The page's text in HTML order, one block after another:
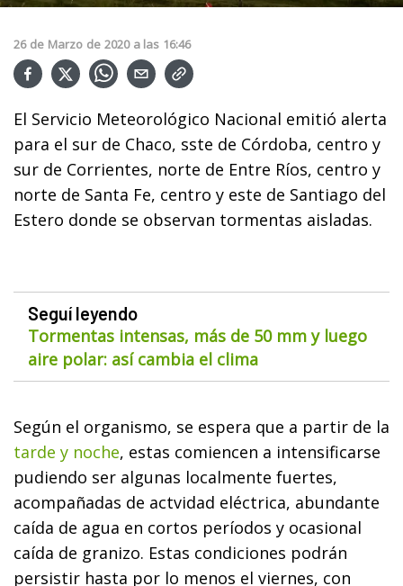
26 de Marzo de 2020 a las 16:46
El Servicio Meteorológico Nacional emitió alerta
para el sur de Chaco, sste de Córdoba, centro y
sur de Corrientes, norte de Entre Ríos, centro y
norte de Santa Fe, centro y este de Santiago del
Estero donde se observan tormentas aisladas.
Seguí leyendo
Tormentas intensas, más de 50 mm y luego
aire polar: así cambia el clima
Según el organismo, se espera que a partir de la
tarde y noche, estas comiencen a intensificarse
pudiendo ser algunas localmente fuertes,
acompañadas de actvidad eléctrica, abundante
caída de agua en cortos períodos y ocasional
caída de granizo. Estas condiciones podrán
persistir hasta por lo menos el viernes, con